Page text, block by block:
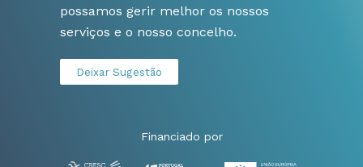
possamos gerir melhor os nossos
serviços e o nosso concelho.
Deixar Sugestão
Financiado por